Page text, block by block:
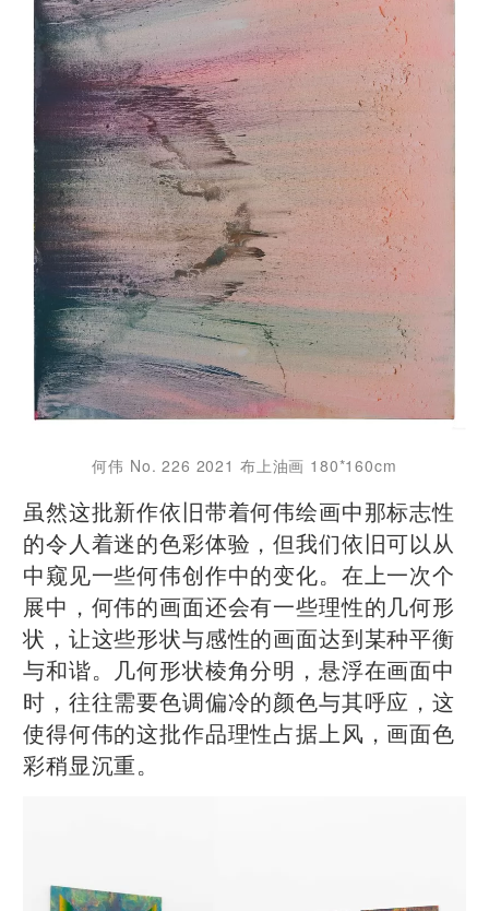
何伟 No. 226 2021 布上油画 180*160cm
虽然这批新作依旧带着何伟绘画中那标志性
的令人着迷的色彩体验，但我们依旧可以从
中窥见一些何伟创作中的变化。在上一次个
展中，何伟的画面还会有一些理性的几何形
状，让这些形状与感性的画面达到某种平衡
与和谐。几何形状棱角分明，悬浮在画面中
时，往往需要色调偏冷的颜色与其呼应，这
使得何伟的这批作品理性占据上风，画面色
彩稍显沉重。